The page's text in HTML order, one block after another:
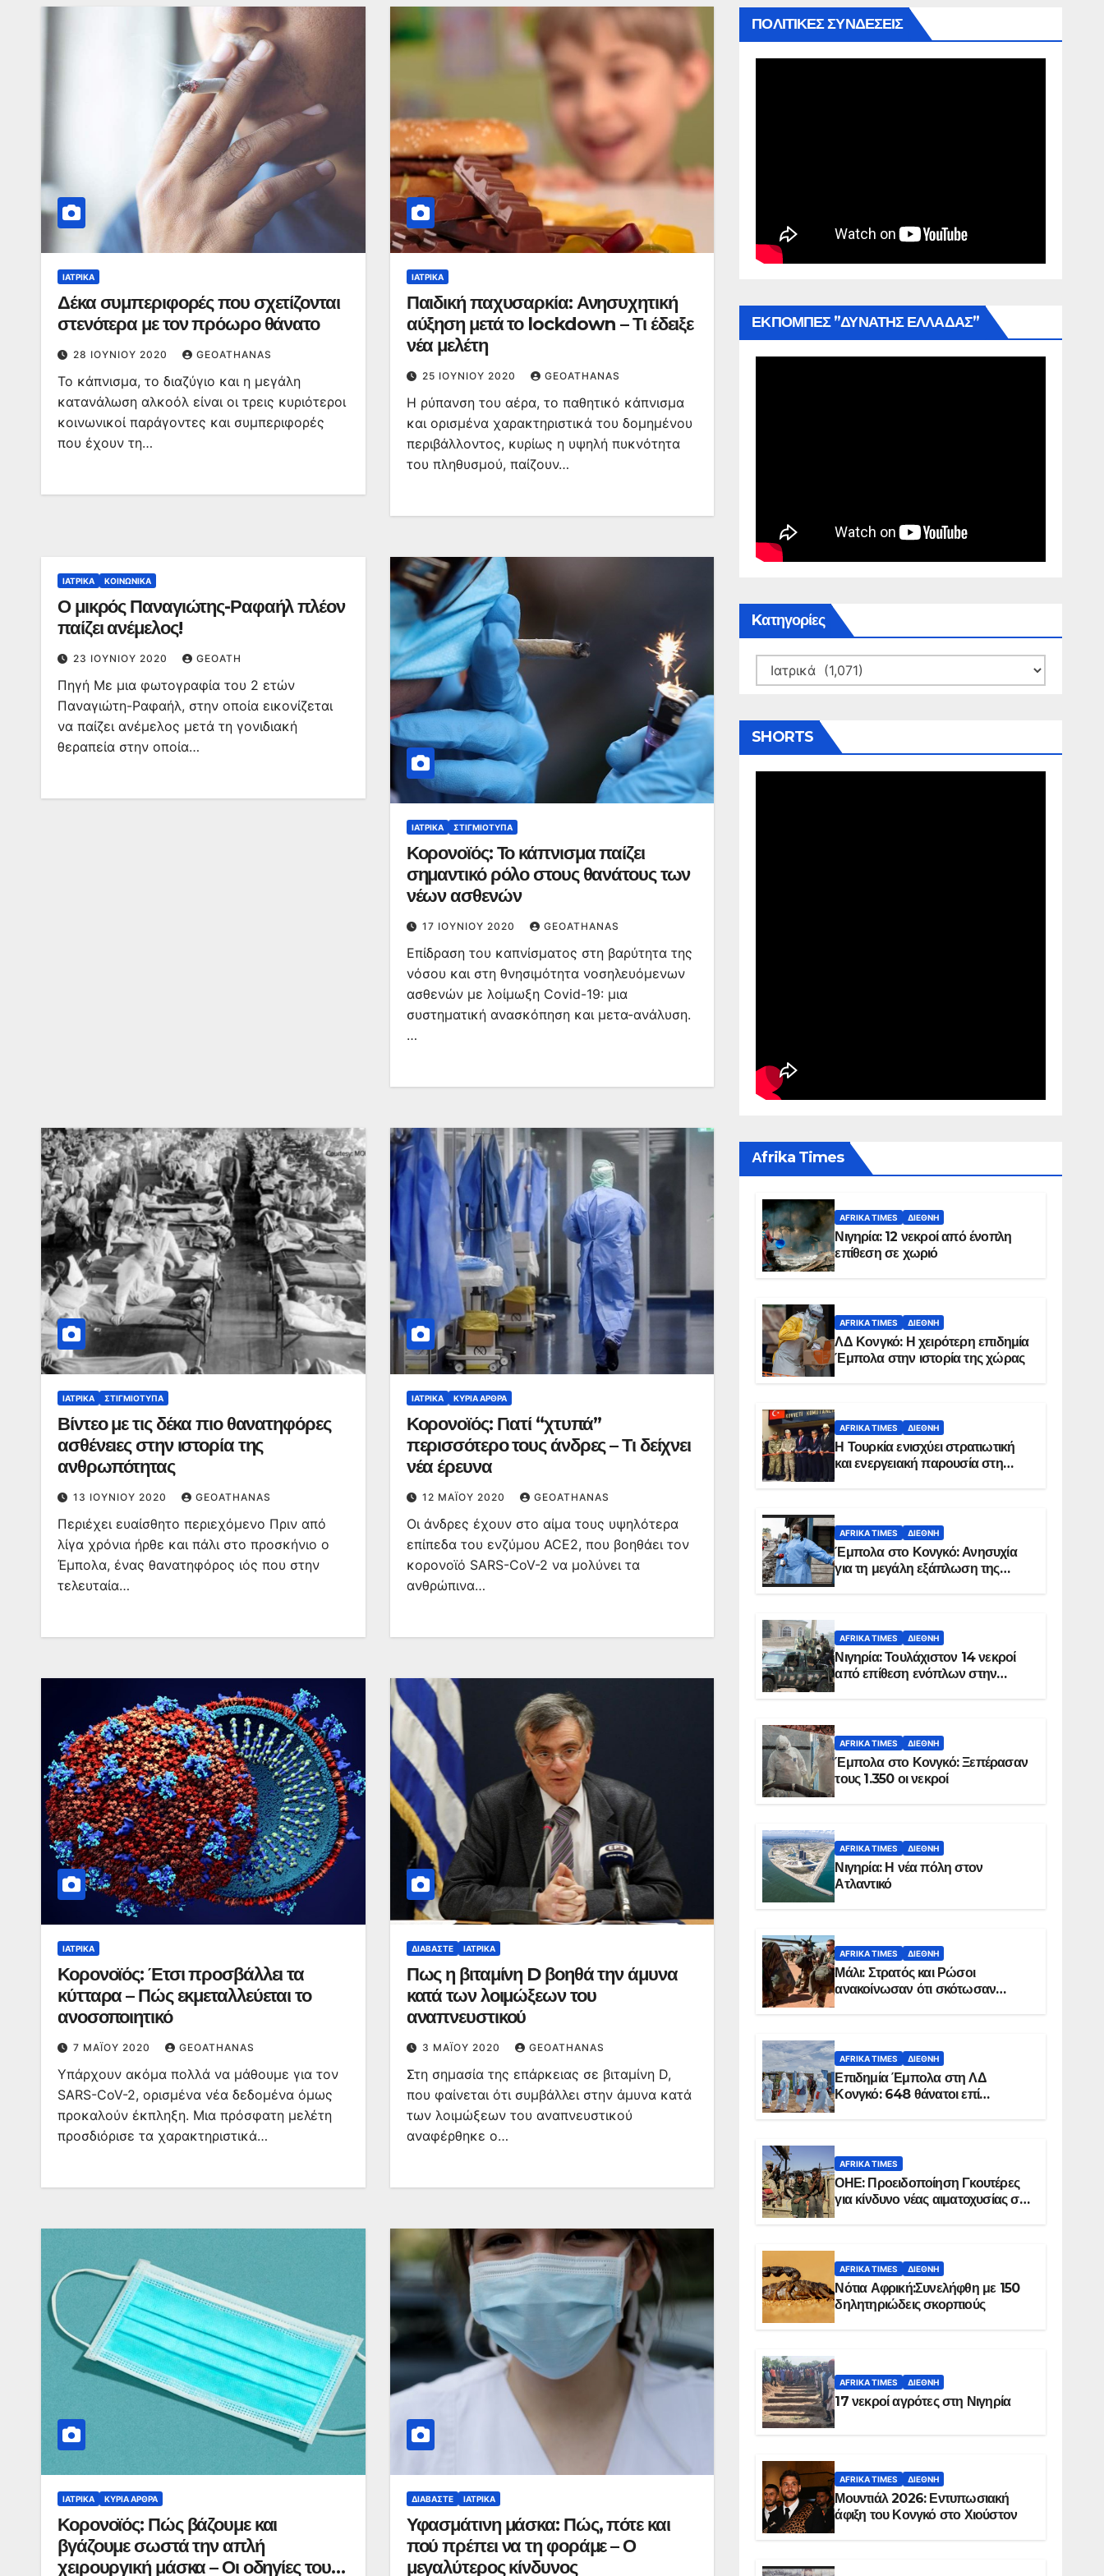
ΙΑΤΡΙΚΆ
Δέκα συμπεριφορές που σχετίζονται
στενότερα με τον πρόωρο θάνατο
28 ΙΟΥΝΊΟΥ 2020 GEOATHANAS
Το κάπνισμα, το διαζύγιο και η μεγάλη
κατανάλωση αλκοόλ είναι οι τρεις κυριότεροι
κοινωνικοί παράγοντες και συμπεριφορές
που έχουν τη…
ΙΑΤΡΙΚΆ
Παιδική παχυσαρκία: Ανησυχητική
αύξηση μετά το lockdown – Τι έδειξε
νέα μελέτη
25 ΙΟΥΝΊΟΥ 2020 GEOATHANAS
Η ρύπανση του αέρα, το παθητικό κάπνισμα
και ορισμένα χαρακτηριστικά του δομημένου
περιβάλλοντος, κυρίως η υψηλή πυκνότητα
του πληθυσμού, παίζουν…
ΙΑΤΡΙΚΆ ΚΟΙΝΩΝΙΚΆ
Ο μικρός Παναγιώτης-Ραφαήλ πλέον
παίζει ανέμελος!
23 ΙΟΥΝΊΟΥ 2020 GEOATH
Πηγή Με μια φωτογραφία του 2 ετών
Παναγιώτη-Ραφαήλ, στην οποία εικονίζεται
να παίζει ανέμελος μετά τη γονιδιακή
θεραπεία στην οποία…
ΙΑΤΡΙΚΆ ΣΤΙΓΜΙΌΤΥΠΑ
Κορονοϊός: Το κάπνισμα παίζει
σημαντικό ρόλο στους θανάτους των
νέων ασθενών
17 ΙΟΥΝΊΟΥ 2020 GEOATHANAS
Επίδραση του καπνίσματος στη βαρύτητα της
νόσου και στη θνησιμότητα νοσηλευόμενων
ασθενών με λοίμωξη Covid-19: μια
συστηματική ανασκόπηση και μετα-ανάλυση.
…
ΙΑΤΡΙΚΆ ΣΤΙΓΜΙΌΤΥΠΑ
Βίντεο με τις δέκα πιο θανατηφόρες
ασθένειες στην ιστορία της
ανθρωπότητας
13 ΙΟΥΝΊΟΥ 2020 GEOATHANAS
Περιέχει ευαίσθητο περιεχόμενο Πριν από
λίγα χρόνια ήρθε και πάλι στο προσκήνιο ο
Έμπολα, ένας θανατηφόρος ιός που στην
τελευταία…
ΙΑΤΡΙΚΆ ΚΥΡΙΑ ΑΡΘΡΑ
Κορονοϊός: Γιατί “χτυπά”
περισσότερο τους άνδρες – Τι δείχνει
νέα έρευνα
12 ΜΑΪ́ΟΥ 2020 GEOATHANAS
Οι άνδρες έχουν στο αίμα τους υψηλότερα
επίπεδα του ενζύμου ACE2, που βοηθάει τον
κορονοϊό SARS-CoV-2 να μολύνει τα
ανθρώπινα…
ΙΑΤΡΙΚΆ
Κορονοϊός: Έτσι προσβάλλει τα
κύτταρα – Πώς εκμεταλλεύεται το
ανοσοποιητικό
7 ΜΑΪ́ΟΥ 2020 GEOATHANAS
Υπάρχουν ακόμα πολλά να μάθουμε για τον
SARS-CoV-2, ορισμένα νέα δεδομένα όμως
προκαλούν έκπληξη. Μια πρόσφατη μελέτη
προσδιόρισε τα χαρακτηριστικά…
ΔΙΑΒΆΣΤΕ ΙΑΤΡΙΚΆ
Πως η βιταμίνη D βοηθά την άμυνα
κατά των λοιμώξεων του
αναπνευστικού
3 ΜΑΪ́ΟΥ 2020 GEOATHANAS
Στη σημασία της επάρκειας σε βιταμίνη D,
που φαίνεται ότι συμβάλλει στην άμυνα κατά
των λοιμώξεων του αναπνευστικού
αναφέρθηκε ο…
ΙΑΤΡΙΚΆ ΚΥΡΙΑ ΑΡΘΡΑ
Κορονοϊός: Πώς βάζουμε και
βγάζουμε σωστά την απλή
χειρουργική μάσκα – Οι οδηγίες του
ΔΙΑΒΆΣΤΕ ΙΑΤΡΙΚΆ
Υφασμάτινη μάσκα: Πώς, πότε και
πού πρέπει να τη φοράμε – Ο
μεγαλύτερος κίνδυνος
ΠΟΛΙΤΙΚΕΣ ΣΥΝΔΕΣΕΙΣ
ΕΚΠΟΜΠΕΣ ”ΔΥΝΑΤΗΣ ΕΛΛΑΔΑΣ”
Kατηγορίες
Kατηγορίες
SHORTS
Αfrika Times
AFRIKA TIMES ΔΙΕΘΝΉ
Νιγηρία: 12 νεκροί από ένοπλη
επίθεση σε χωριό
AFRIKA TIMES ΔΙΕΘΝΉ
ΛΔ Κονγκό: Η χειρότερη επιδημία
Έμπολα στην ιστορία της χώρας
AFRIKA TIMES ΔΙΕΘΝΉ
Η Τουρκία ενισχύει στρατιωτική
και ενεργειακή παρουσία στη
AFRIKA TIMES ΔΙΕΘΝΉ
Έμπολα στο Κονγκό: Ανησυχία
για τη μεγάλη εξάπλωση της
AFRIKA TIMES ΔΙΕΘΝΉ
Νιγηρία: Τουλάχιστον 14 νεκροί
από επίθεση ενόπλων στην
AFRIKA TIMES ΔΙΕΘΝΉ
Έμπολα στο Κονγκό: Ξεπέρασαν
τους 1.350 οι νεκροί
AFRIKA TIMES ΔΙΕΘΝΉ
Νιγηρία: Η νέα πόλη στον
Ατλαντικό
AFRIKA TIMES ΔΙΕΘΝΉ
Μάλι: Στρατός και Ρώσοι
ανακοίνωσαν ότι σκότωσαν
AFRIKA TIMES ΔΙΕΘΝΉ
Επιδημία Έμπολα στη ΛΔ
Κονγκό: 648 θάνατοι επί
AFRIKA TIMES
ΟΗΕ: Προειδοποίηση Γκουτέρες
για κίνδυνο νέας αιματοχυσίας στο
AFRIKA TIMES ΔΙΕΘΝΉ
Νότια Αφρική:Συνελήφθη με 150
δηλητηριώδεις σκορπιούς
AFRIKA TIMES ΔΙΕΘΝΉ
17 νεκροί αγρότες στη Νιγηρία
AFRIKA TIMES ΔΙΕΘΝΉ
Μουντιάλ 2026: Εντυπωσιακή
άφιξη του Κονγκό στο Χιούστον